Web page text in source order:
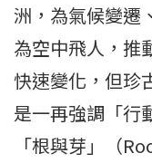
洲，為氣候變遷
為空中飛人，推
快速變化，但珍
是一再強調「行
「根與芽」（